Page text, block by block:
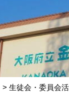
生徒会・委員会